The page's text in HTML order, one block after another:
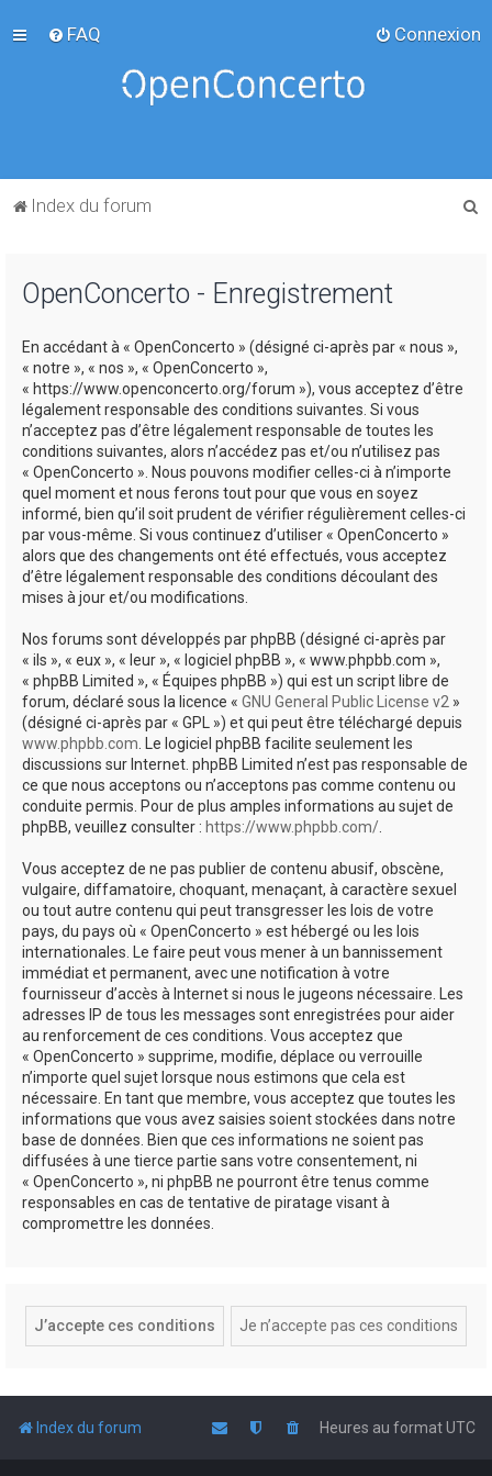
FAQ Connexion
Index du forum
OpenConcerto - Enregistrement
En accédant à « OpenConcerto » (désigné ci-après par « nous »,
« notre », « nos », « OpenConcerto »,
« https://www.openconcerto.org/forum »), vous acceptez d’être
légalement responsable des conditions suivantes. Si vous
n’acceptez pas d’être légalement responsable de toutes les
conditions suivantes, alors n’accédez pas et/ou n’utilisez pas
« OpenConcerto ». Nous pouvons modifier celles-ci à n’importe
quel moment et nous ferons tout pour que vous en soyez
informé, bien qu’il soit prudent de vérifier régulièrement celles-ci
par vous-même. Si vous continuez d’utiliser « OpenConcerto »
alors que des changements ont été effectués, vous acceptez
d’être légalement responsable des conditions découlant des
mises à jour et/ou modifications.
Nos forums sont développés par phpBB (désigné ci-après par
« ils », « eux », « leur », « logiciel phpBB », « www.phpbb.com »,
« phpBB Limited », « Équipes phpBB ») qui est un script libre de
forum, déclaré sous la licence « GNU General Public License v2 »
(désigné ci-après par « GPL ») et qui peut être téléchargé depuis
www.phpbb.com. Le logiciel phpBB facilite seulement les
discussions sur Internet. phpBB Limited n’est pas responsable de
ce que nous acceptons ou n’acceptons pas comme contenu ou
conduite permis. Pour de plus amples informations au sujet de
phpBB, veuillez consulter : https://www.phpbb.com/.
Vous acceptez de ne pas publier de contenu abusif, obscène,
vulgaire, diffamatoire, choquant, menaçant, à caractère sexuel
ou tout autre contenu qui peut transgresser les lois de votre
pays, du pays où « OpenConcerto » est hébergé ou les lois
internationales. Le faire peut vous mener à un bannissement
immédiat et permanent, avec une notification à votre
fournisseur d’accès à Internet si nous le jugeons nécessaire. Les
adresses IP de tous les messages sont enregistrées pour aider
au renforcement de ces conditions. Vous acceptez que
« OpenConcerto » supprime, modifie, déplace ou verrouille
n’importe quel sujet lorsque nous estimons que cela est
nécessaire. En tant que membre, vous acceptez que toutes les
informations que vous avez saisies soient stockées dans notre
base de données. Bien que ces informations ne soient pas
diffusées à une tierce partie sans votre consentement, ni
« OpenConcerto », ni phpBB ne pourront être tenus comme
responsables en cas de tentative de piratage visant à
compromettre les données.
Index du forum Heures au formatUTC